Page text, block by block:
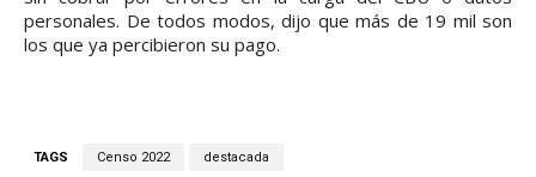
personales. De todos modos, dijo que más de 19 mil son
los que ya percibieron su pago.
TAGS Censo 2022 destacada